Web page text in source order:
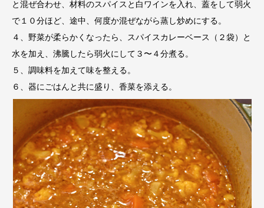
と混ぜ合わせ、材料のスパイスと白ワインを入れ、蓋をして弱火
で１０分ほど、途中、何度か混ぜながら蒸し炒めにする。
４、野菜が柔らかくなったら、スパイスカレーベース（２袋）と
水を加え、沸騰したら弱火にして３〜４分煮る。
５、調味料を加えて味を整える。
６、器にごはんと共に盛り、香菜を添える。